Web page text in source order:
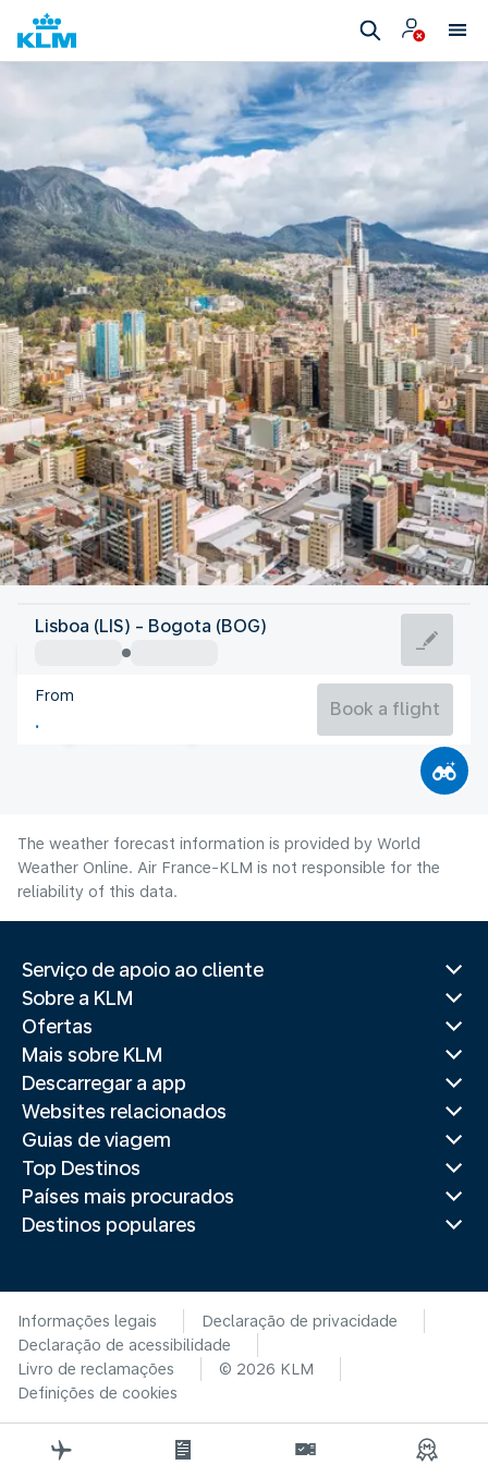
Colombia
Bogota
Colombia
Lisboa (LIS) - Bogota (BOG)
From
Book a flight
The weather forecast information is provided by World
Weather Online. Air France-KLM is not responsible for the
reliability of this data.
Serviço de apoio ao cliente
Sobre a KLM
Ofertas
Mais sobre KLM
Descarregar a app
Websites relacionados
Guias de viagem
Top Destinos
Países mais procurados
Destinos populares
Informações legais
Declaração de privacidade
Declaração de acessibilidade
Livro de reclamações
© 2026 KLM
Definições de cookies